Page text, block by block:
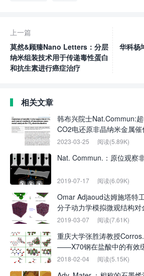
上一篇
莫然&顾臻Nano Letters：分层
纳米组装技术用于传递毒性蛋白
和抗生素进行癌症治疗
华科杨
相关文章
韩布兴院士Nat.Commun:
CO2电还原非晶纳米金属
2023-03-25 阅读(5.89K)
Nat. Commun.：原位观察
2019-07-17 阅读(6.09K)
Omar Adjaoud达姆施塔特
分子动力学模拟微观结构
行为的影响
2019-03-07 阅读(7.61K)
重庆大学张胜涛教授
——X70钢在盐酸中的有效
2018-02-04 阅读(5.15K)